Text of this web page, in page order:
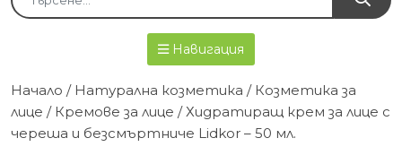
Навигация
Начало / Натурална козметика / Козметика за
лице / Кремове за лице / Хидратиращ крем за лице с
череша и безсмъртниче Lidkor – 50 мл.